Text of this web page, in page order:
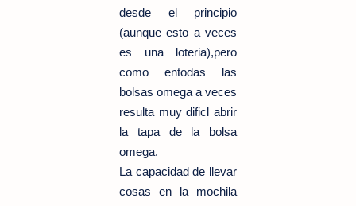
desde el principio
(aunque esto a veces
es una loteria),pero
como entodas las
bolsas omega a veces
resulta muy dificl abrir
la tapa de la bolsa
omega.
La capacidad de llevar
cosas en la mochila